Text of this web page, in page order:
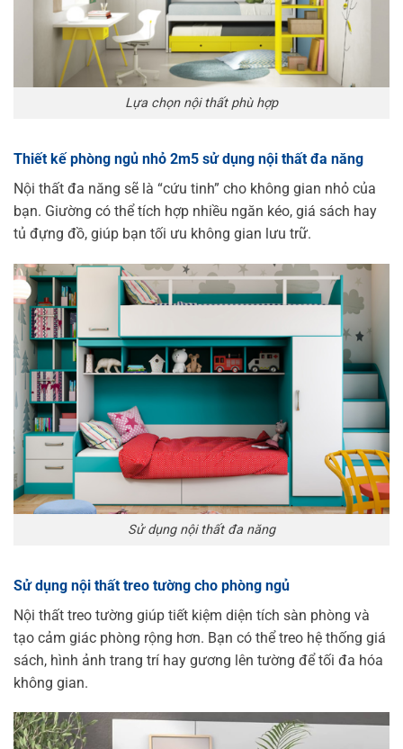
Lựa chọn nội thất phù hợp
Thiết kế phòng ngủ nhỏ 2m5 sử dụng nội thất đa năng
Nội thất đa năng sẽ là “cứu tinh” cho không gian nhỏ của
bạn. Giường có thể tích hợp nhiều ngăn kéo, giá sách hay
tủ đựng đồ, giúp bạn tối ưu không gian lưu trữ.
Sử dụng nội thất đa năng
Sử dụng nội thất treo tường cho phòng ngủ
Nội thất treo tường giúp tiết kiệm diện tích sàn phòng và
tạo cảm giác phòng rộng hơn. Bạn có thể treo hệ thống giá
sách, hình ảnh trang trí hay gương lên tường để tối đa hóa
không gian.